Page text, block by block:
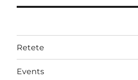
Retete
Events